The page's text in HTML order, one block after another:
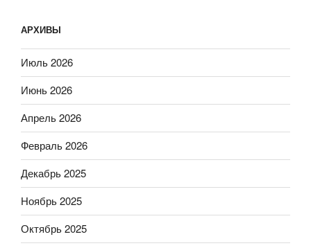
АРХИВЫ
Июль 2026
Июнь 2026
Апрель 2026
Февраль 2026
Декабрь 2025
Ноябрь 2025
Октябрь 2025